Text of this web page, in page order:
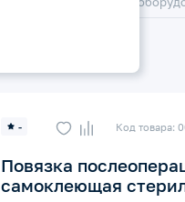
- Код товара:
Повязка
самоклеющая